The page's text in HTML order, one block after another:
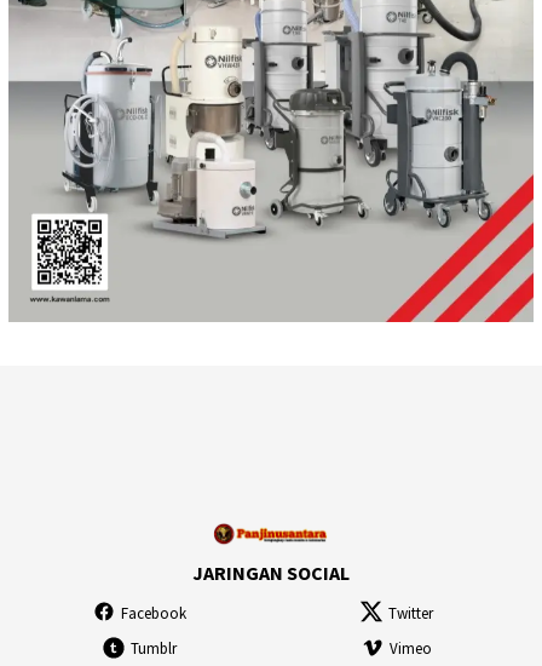
JARINGAN SOCIAL
Facebook
Twitter
Tumblr
Vimeo